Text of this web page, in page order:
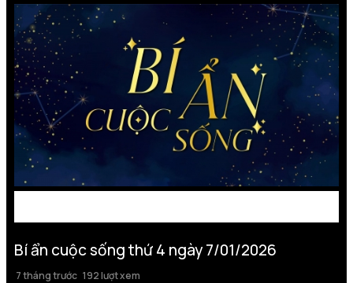
Bí ẩn cuộc sống thứ 4 ngày 7/01/2026
7 tháng trước 192 lượt xem